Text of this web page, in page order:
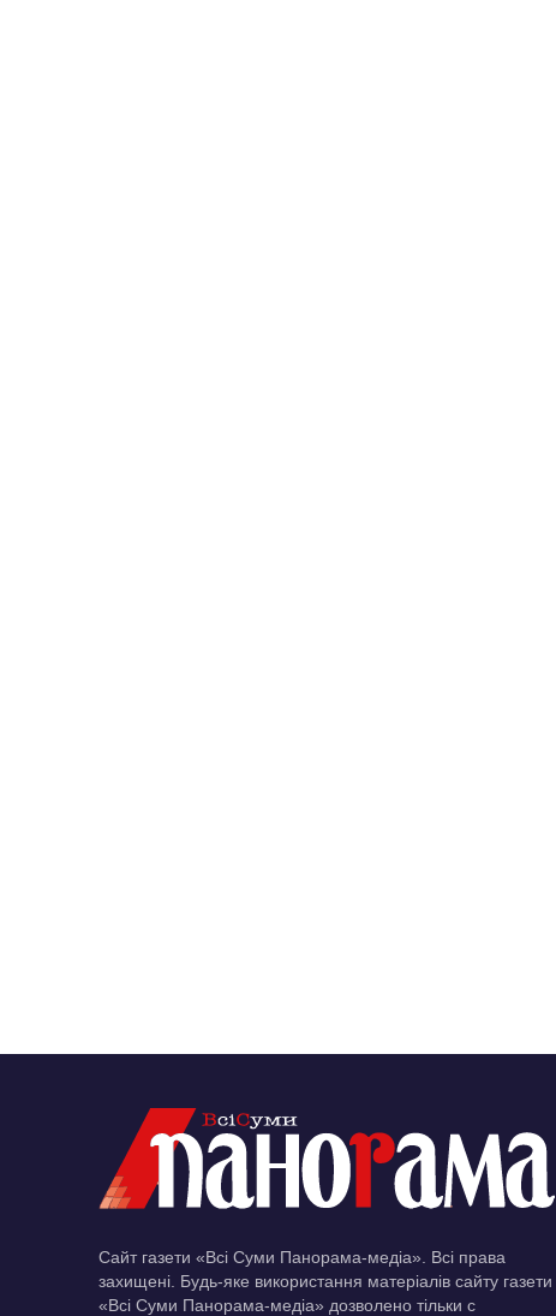
Сайт газети «Всі Суми Панорама-медіа». Всі права
захищені. Будь-яке використання матеріалів сайту газети
«Всі Суми Панорама-медіа» дозволено тільки c